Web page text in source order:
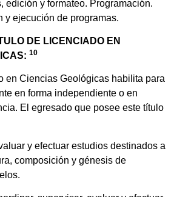
edición y formateo. Programación.
y ejecución de programas.
DE LICENCIADO EN
10
en Ciencias Geológicas habilita para
en forma independiente o en
El egresado que posee este título
y efectuar estudios destinados a
composición y génesis de